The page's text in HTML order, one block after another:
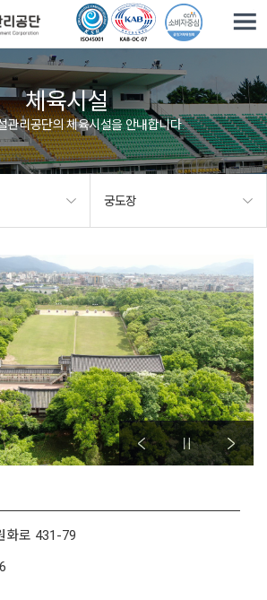
체육시설
관리공단의 체육시설을 안내합니다.
궁도장
화로 431-79